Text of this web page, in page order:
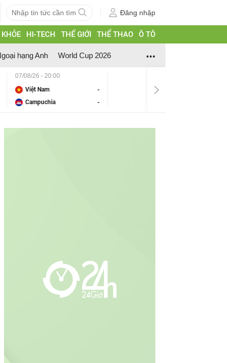
Đăng nhập
HI-TECH THẾ GIỚI THỂ THAO Ô TÔ
hạng Anh World Cup 2026
07/08/26 - 20:00
Việt Nam
-
Campuchia
-